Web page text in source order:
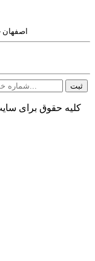
اصفهان -
ثبت
© کلیه حقوق برای